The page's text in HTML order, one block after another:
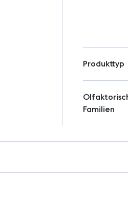
Produkttyp
Familien